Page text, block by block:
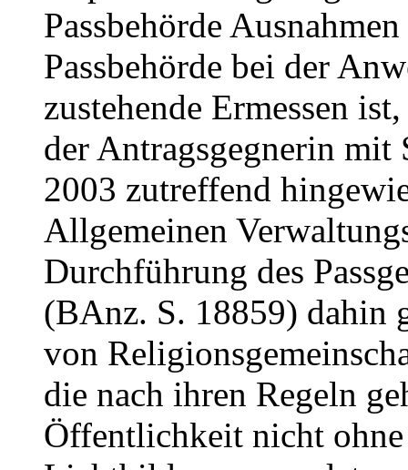
Passbehörde
Passbehörde bei der
zustehende Ermessen
der Antragsgegnerin
2003 zutreffend
Allgemeinen
Durchführung des
(BAnz. S. 18859) dahin
von
die nach ihren Regeln
Öffentlichkeit nicht